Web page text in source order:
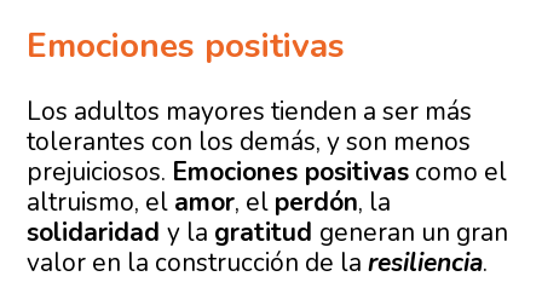
Emociones positivas
Los adultos mayores tienden a ser más
tolerantes con los demás, y son menos
prejuiciosos. Emociones positivas como el
altruismo, el amor, el perdón, la
solidaridady la gratitud generan un gran
valor en la construcción de laresiliencia.